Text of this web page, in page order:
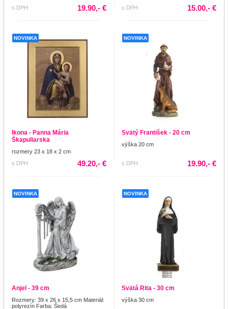
s DPH
19.90,- € s DPH 15.00,- €
NOVINKA
Ikona - Panna Mária
Škapuliarska
rozmery 23 x 18 x 2 cm
s DPH
49.20,- €
NOVINKA
Svätý František - 20 cm
výška 20 cm
s DPH 19.90,- €
NOVINKA
Anjel - 39 cm
Rozmery: 39 x 26 x 15,5 cm Materiál:
polyrezín Farba: Šedá
NOVINKA
Svätá Rita - 30 cm
výška 30 cm